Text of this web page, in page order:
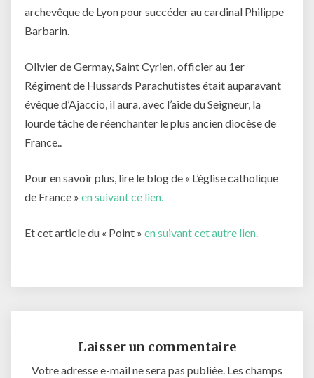
archevêque de Lyon pour succéder au cardinal Philippe
Barbarin.
Olivier de Germay, Saint Cyrien, officier au 1er
Régiment de Hussards Parachutistes était auparavant
évêque d’Ajaccio, il aura, avec l’aide du Seigneur, la
lourde tâche de réenchanter le plus ancien diocèse de
France..
Pour en savoir plus, lire le blog de « L’église catholique
de France » en suivant ce lien.
Et cet article du « Point » en suivant cet autre lien.
Laisser un commentaire
Votre adresse e-mail ne sera pas publiée. Les champs